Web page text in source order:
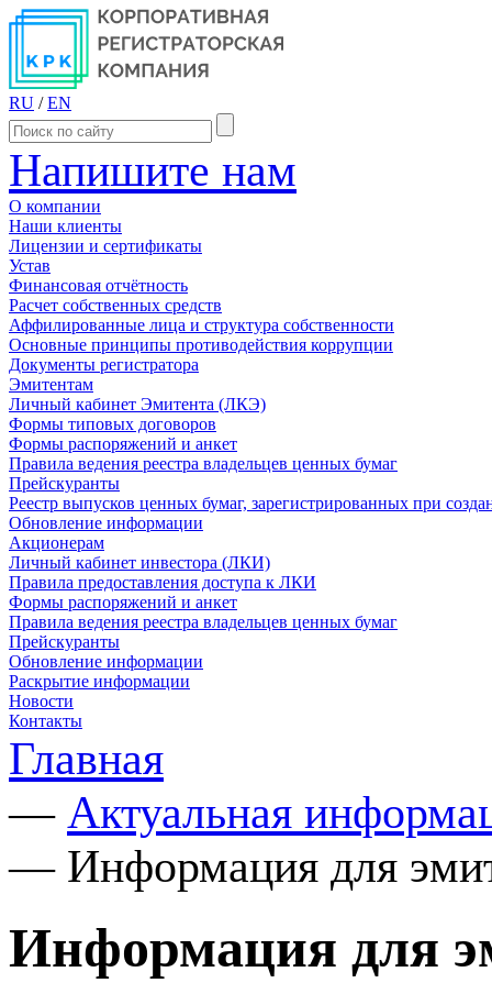
RU / EN
Напишите нам
О компании
Наши клиенты
Лицензии и сертификаты
Устав
Финансовая отчётность
Расчет собственных средств
Аффилированные лица и структура собственности
Основные принципы противодействия коррупции
Документы регистратора
Эмитентам
Личный кабинет Эмитента (ЛКЭ)
Формы типовых договоров
Формы распоряжений и анкет
Правила ведения реестра владельцев ценных бумаг
Прейскуранты
Реестр выпусков ценных бумаг, зарегистрированных при
Обновление информации
Акционерам
Личный кабинет инвестора (ЛКИ)
Правила предоставления доступа к ЛКИ
Формы распоряжений и анкет
Правила ведения реестра владельцев ценных бумаг
Прейскуранты
Обновление информации
Раскрытие информации
Новости
Контакты
Главная
— Актуальная
— Информация для
Информация для